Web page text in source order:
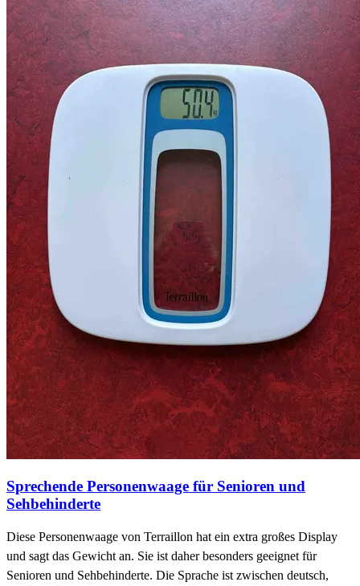
Sprechende Personenwaage für Senioren und
Sehbehinderte
Diese Personenwaage von Terraillon hat ein extra großes Display
und sagt das Gewicht an. Sie ist daher besonders geeignet für
Senioren und Sehbehinderte. Die Sprache ist zwischen deutsch,